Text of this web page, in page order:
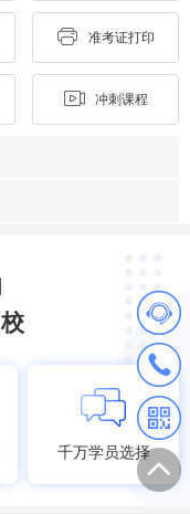
准考证打印
冲刺课程
千万学员选择